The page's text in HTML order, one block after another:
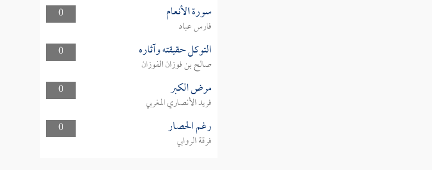
0
سورة الأنعام
فارس عباد
0
التوكل حقيقته وآثاره
صالح بن فوزان الفوزان
0
مرض الكبر
فريد الأنصاري المغربي
0
رغم الحصار
فرقة الروابي